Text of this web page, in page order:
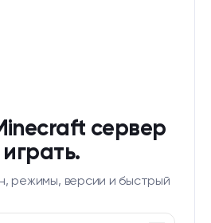
сервер
режимы, версии и быстрый